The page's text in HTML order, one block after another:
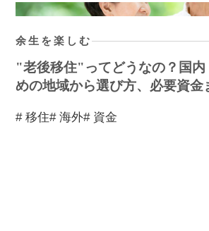
余生を楽しむ
"老後移住"ってどうなの？国内
めの地域から選び方、必要資金
# 移住# 海外# 資金